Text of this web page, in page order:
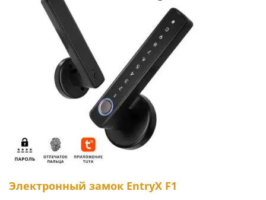
Электронный замок EntryX F1